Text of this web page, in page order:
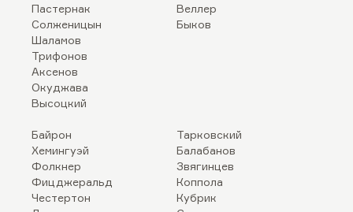
Пастернак
Солженицын
Шаламов
Трифонов
Аксенов
Окуджава
Высоцкий
Веллер
Быков
Байрон
Хемингуэй
Фолкнер
Фицджеральд
Честертон
Тарковский
Балабанов
Звягинцев
Коппола
Кубрик